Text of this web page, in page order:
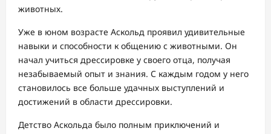
животных.
Уже в юном возрасте Аскольд проявил удивительные
навыки и способности к общению с животными. Он
начал учиться дрессировке у своего отца, получая
незабываемый опыт и знания. С каждым годом у него
становилось все больше удачных выступлений и
достижений в области дрессировки.
Детство Аскольда было полным приключений и